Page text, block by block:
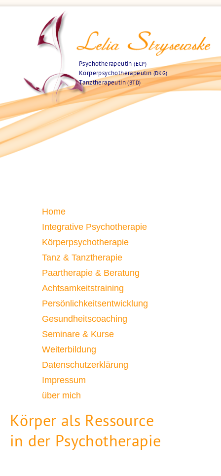
Psychotherapeutin(ECP)
Körperpsychotherapeutin(DKG)
Tanztherapeutin(BTD)
Home
Integrative Psychotherapie
Körperpsychotherapie
Tanz & Tanztherapie
Paartherapie & Beratung
Achtsamkeitstraining
Persönlichkeitsentwicklung
Gesundheitscoaching
Seminare & Kurse
Weiterbildung
Datenschutzerklärung
Impressum
über mich
Körper als Ressource
in der Psychotherapie